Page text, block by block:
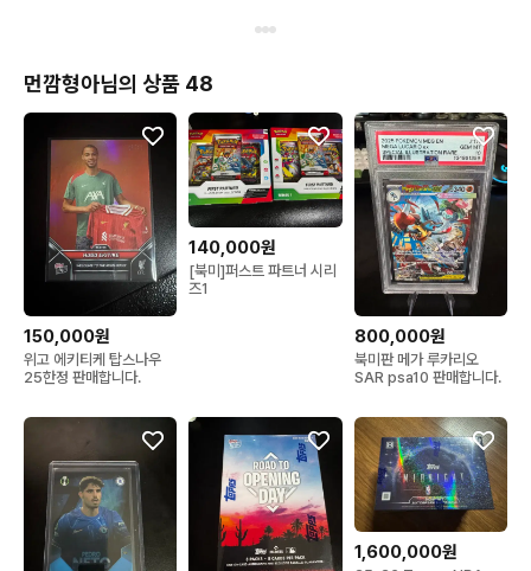
먼깜형아님의 상품 48
150,000원
위고 에키티케 탑스나우
25한정 판매합니다.
140,000원
[북미]퍼스트 파트너 시리
즈1
800,000원
북미판 메가 루카리오
SAR psa10 판매합니다.
1,600,000원